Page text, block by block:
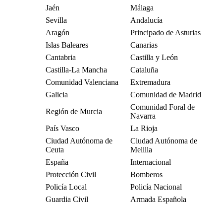
Jaén
Málaga
Sevilla
Andalucía
Aragón
Principado de Asturias
Islas Baleares
Canarias
Cantabria
Castilla y León
Castilla-La Mancha
Cataluña
Comunidad Valenciana
Extremadura
Galicia
Comunidad de Madrid
Región de Murcia
Comunidad Foral de
Navarra
País Vasco
La Rioja
Ciudad Autónoma de
Ceuta
Ciudad Autónoma de
Melilla
España
Internacional
Protección Civil
Bomberos
Policía Local
Policía Nacional
Guardia Civil
Armada Española